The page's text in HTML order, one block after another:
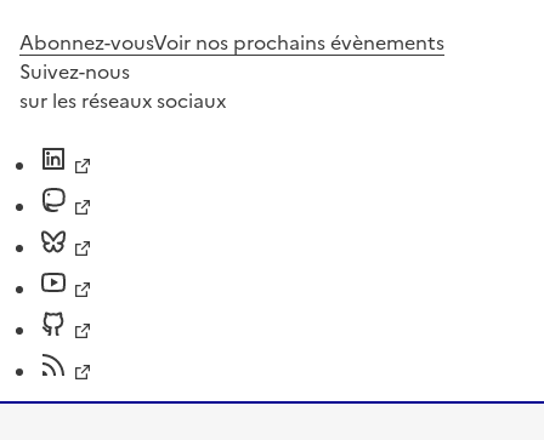
Abonnez-vousVoir nos prochains évènements
Suivez-nous
sur les réseaux sociaux